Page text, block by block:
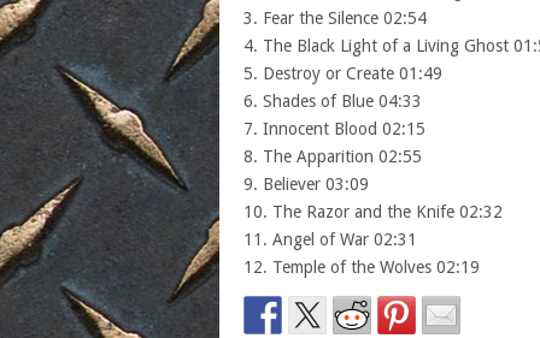
3. Fear the Silence 02:54
4. The Black Light of a Living Ghost
5. Destroy or Create 01:49
6. Shades of Blue 04:33
7. Innocent Blood 02:15
8. The Apparition 02:55
9. Believer 03:09
10. The Razor and the Knife 02:32
11. Angel of War 02:31
12. Temple of the Wolves 02:19